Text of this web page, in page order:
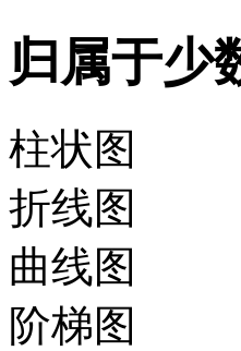
归属于少
柱状图
折线图
曲线图
阶梯图